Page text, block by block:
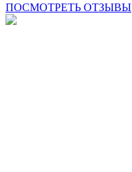
ПОСМОТРЕТЬ ОТЗЫВЫ